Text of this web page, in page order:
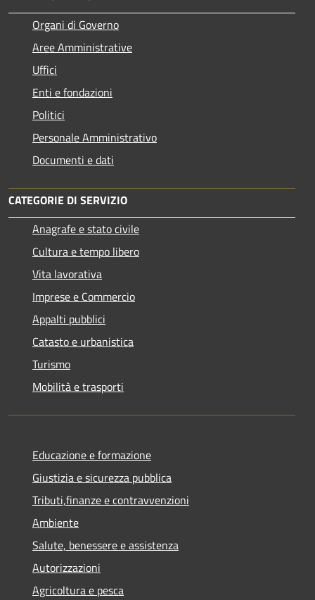
Organi di Governo
Aree Amministrative
Uffici
Enti e fondazioni
Politici
Personale Amministrativo
Documenti e dati
CATEGORIE DI SERVIZIO
Anagrafe e stato civile
Cultura e tempo libero
Vita lavorativa
Imprese e Commercio
Appalti pubblici
Catasto e urbanistica
Turismo
Mobilità e trasporti
Educazione e formazione
Giustizia e sicurezza pubblica
Tributi,finanze e contravvenzioni
Ambiente
Salute, benessere e assistenza
Autorizzazioni
Agricoltura e pesca